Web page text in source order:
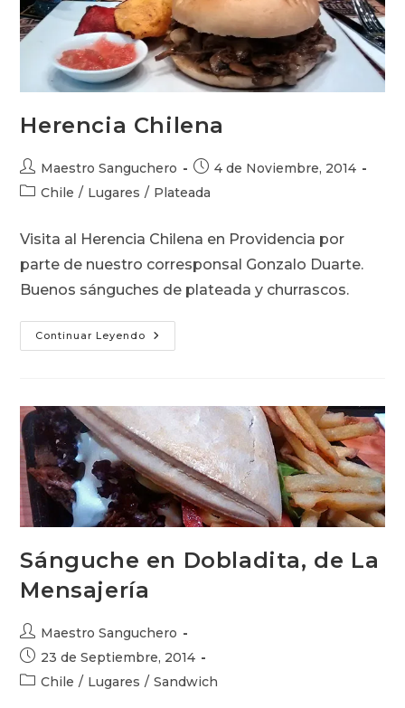
Herencia Chilena
Autor
de
Maestro Sanguchero
Publicación
de
4 de Noviembre, 2014
Categoría
entrada:
Chile / Lugares / Plateada
Visita al Herencia Chilena en Providencia por
parte de nuestro corresponsal Gonzalo Duarte.
Buenos sánguches de plateada y churrascos.
Continuar Leyendo Herencia
Chilena
Sánguche en Dobladita, de La
Mensajería
Autor
de
entrada:
Maestro Sanguchero
Publicación
de
23 de Septiembre, 2014
Categoría
Chile / Lugares / Sandwich